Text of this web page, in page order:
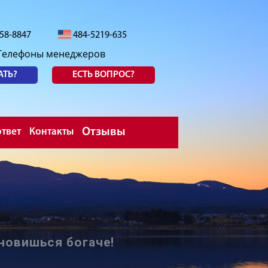
8847 484-5219-635
менеджеров
ЕСТЬ ВОПРОС?
Контакты Отзывы
богаче!